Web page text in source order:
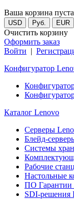
Ваша корзина пуста
USD Руб. EUR
Очистить корзину
Оформить заказ
Войти |
Конфигуратор
Каталог Lenovo
Серверы
Блейд-
Системы
Рабочие
Настольные
ПО Гарантии
SDI-решения